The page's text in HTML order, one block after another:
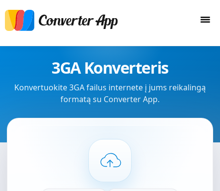
3GA Konverteris
Konvertuokite 3GA failus internete į jums reikalingą
formatą su Converter App.